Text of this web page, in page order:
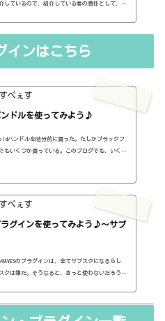
しているので、紹介している者の責任として、有
これが無料なんだろう？と驚くような性能のもの
インはこちら
ぺぇす
ンドルを使ってみよう♪
バンドルを随分前に買った。たしかブラックフ
もいくつか買っている。このブログでも、いくつ
からないまま。で、結論から言えば、ずっと使っ
、全然使っていないものもあるのだけど、たしか
ぺぇす
ラグインを使ってみよう♪～サブ
のプラグインは、全てサブスクになるらし
クは嫌だ。そうなると、きっと使わないだろうと